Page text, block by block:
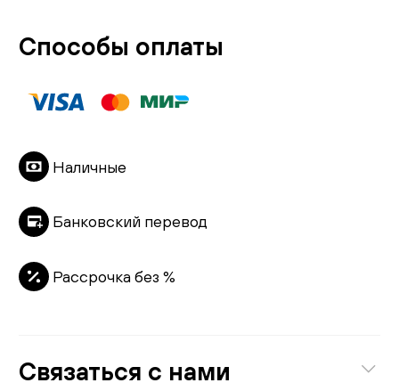
Связаться с нами
Способы оплаты
Наличные
Банковский перевод
Рассрочка без %